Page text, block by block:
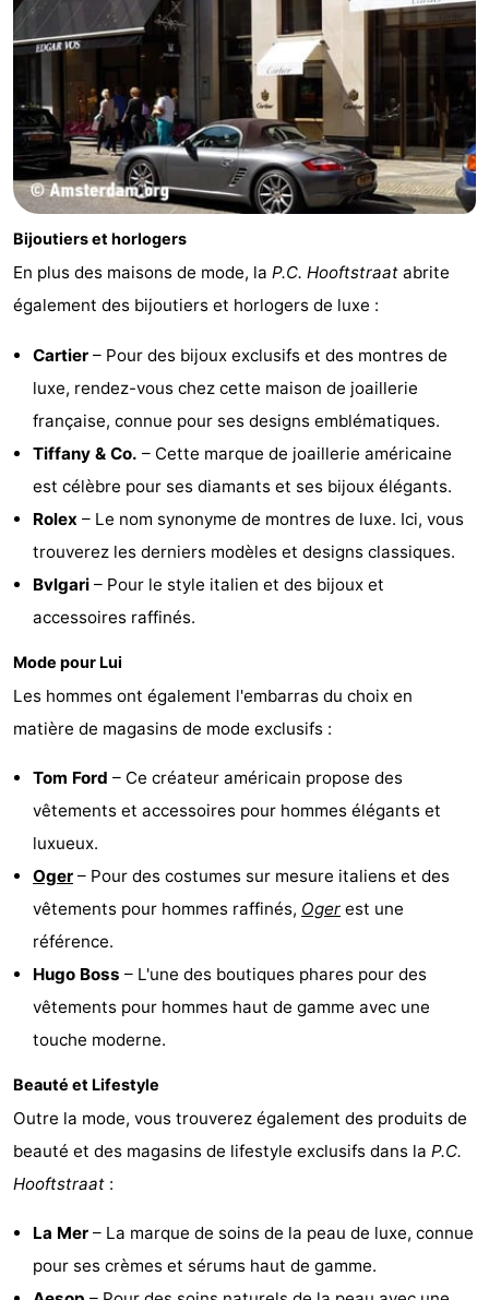
Nocturne
Aliments
et
Boissons
Shopping
-
Marchés
-
Grands
Faire
vélo
Spécial
Canaux
Coffeeshops
Capitale
rouge
Histoire
diamant
dans
Parcs
Hollande
Sud
Pratiques
Transports
en
commun
Route
Gare
Centrale
Schiphol
Eindhoven
Stationnement
Bijoutiers et horlogers
En plus des maisons de mode, la P.C. Hooftstraat abrite
également des bijoutiers et horlogers de luxe :
Cartier – Pour des bijoux exclusifs et des montres de
luxe, rendez-vous chez cette maison de joaillerie
française, connue pour ses designs emblématiques.
Tiffany & Co. – Cette marque de joaillerie américaine
est célèbre pour ses diamants et ses bijoux élégants.
Rolex – Le nom synonyme de montres de luxe. Ici, vous
trouverez les derniers modèles et designs classiques.
Bvlgari – Pour le style italien et des bijoux et
accessoires raffinés.
Mode pour Lui
Les hommes ont également l'embarras du choix en
matière de magasins de mode exclusifs :
Tom Ford – Ce créateur américain propose des
vêtements et accessoires pour hommes élégants et
luxueux.
Oger – Pour des costumes sur mesure italiens et des
vêtements pour hommes raffinés, Oger est une
référence.
Hugo Boss – L'une des boutiques phares pour des
vêtements pour hommes haut de gamme avec une
touche moderne.
Beauté et Lifestyle
Outre la mode, vous trouverez également des produits de
beauté et des magasins de lifestyle exclusifs dans la P.C.
Hooftstraat :
La Mer – La marque de soins de la peau de luxe, connue
pour ses crèmes et sérums haut de gamme.